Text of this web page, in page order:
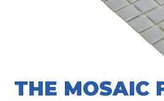
THE MOSAIC